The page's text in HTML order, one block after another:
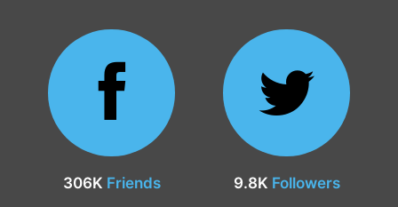
306K Friends 9.8K Followers